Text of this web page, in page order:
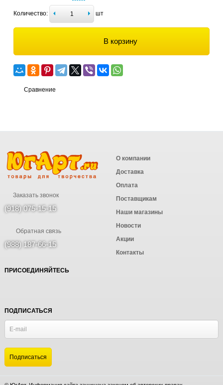
Количество: шт
В корзину
Сравнение
Заказать звонок
(918) 075-15-15
Обратная связь
(988) 187-66-15
О компании
Доставка
Оплата
Поставщикам
Наши магазины
Новости
Акции
Контакты
ПРИСОЕДИНЯЙТЕСЬ
ПОДПИСАТЬСЯ